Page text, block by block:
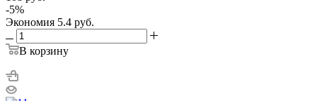
-5%
Экономия 5.4 руб.
В корзину